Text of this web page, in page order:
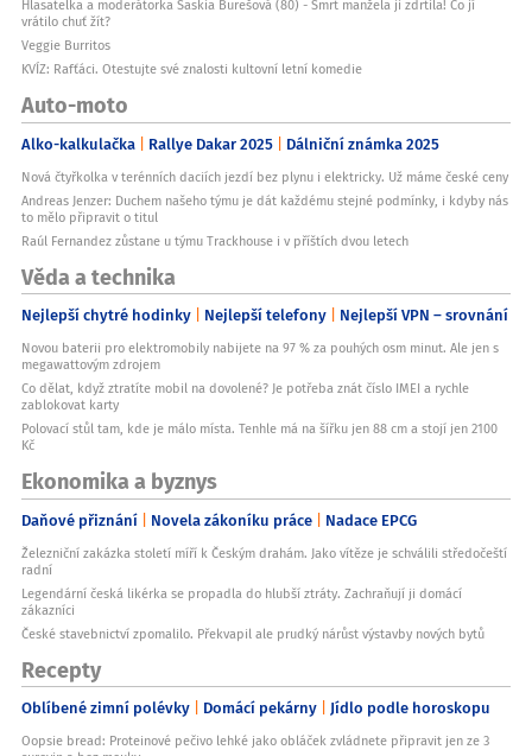
Hlasatelka a moderátorka Saskia Burešová (80) - Smrt manžela ji zdrtila! Co jí
vrátilo chuť žít?
Veggie Burritos
KVÍZ: Rafťáci. Otestujte své znalosti kultovní letní komedie
Auto-moto
Alko-kalkulačka Rallye Dakar 2025 Dálniční známka 2025
Nová čtyřkolka v terénních daciích jezdí bez plynu i elektricky. Už máme české ceny
Andreas Jenzer: Duchem našeho týmu je dát každému stejné podmínky, i kdyby nás
to mělo připravit o titul
Raúl Fernandez zůstane u týmu Trackhouse i v příštích dvou letech
Věda a technika
Nejlepší chytré hodinky Nejlepší telefony Nejlepší VPN – srovnání
Novou baterii pro elektromobily nabijete na 97 % za pouhých osm minut. Ale jen s
megawattovým zdrojem
Co dělat, když ztratíte mobil na dovolené? Je potřeba znát číslo IMEI a rychle
zablokovat karty
Polovací stůl tam, kde je málo místa. Tenhle má na šířku jen 88 cm a stojí jen 2100
Kč
Ekonomika a byznys
Daňové přiznání Novela zákoníku práce Nadace EPCG
Železniční zakázka století míří k Českým drahám. Jako vítěze je schválili středočeští
radní
Legendární česká likérka se propadla do hlubší ztráty. Zachraňují ji domácí
zákazníci
České stavebnictví zpomalilo. Překvapil ale prudký nárůst výstavby nových bytů
Recepty
Oblíbené zimní polévky Domácí pekárny Jídlo podle horoskopu
Oopsie bread: Proteinové pečivo lehké jako obláček zvládnete připravit jen ze 3